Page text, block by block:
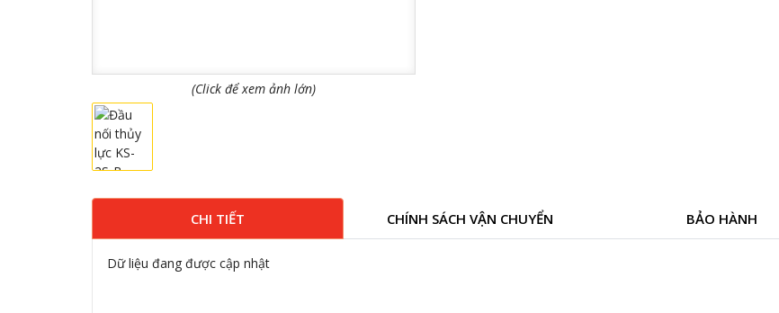
(Click để xem ảnh lớn)
CHI TIẾT CHÍNH SÁCH VẬN CHUYỂN BẢO HÀNH
Dữ liệu đang được cập nhật